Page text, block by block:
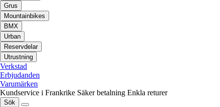
Grus
Mountainbikes
BMX
Urban
Reservdelar
Utrustning
Verkstad
Erbjudanden
Varumärken
Kundservice i Frankrike Säker betalning Enkla returer
Sök